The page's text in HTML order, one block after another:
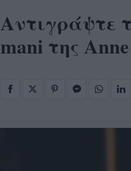
Αντιγράψτε
mani της